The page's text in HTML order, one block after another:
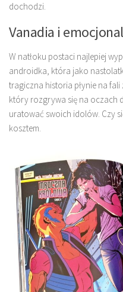
dochodzi.
Vanadia i
W natłoku postaci najlepiej
androidka, która jako
tragiczna historia płynie na
który rozgrywa się na oczach
uratować swoich idolów. Czy
kosztem.